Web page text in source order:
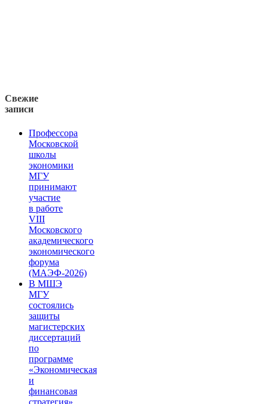
Свежие
записи
Профессора
Московской
школы
экономики
МГУ
принимают
участие
в работе
VIII
Московского
академического
экономического
форума
(МАЭФ-2026)
В МШЭ
МГУ
состоялись
защиты
магистерских
диссертаций
по
программе
«Экономическая
и
финансовая
стратегия»